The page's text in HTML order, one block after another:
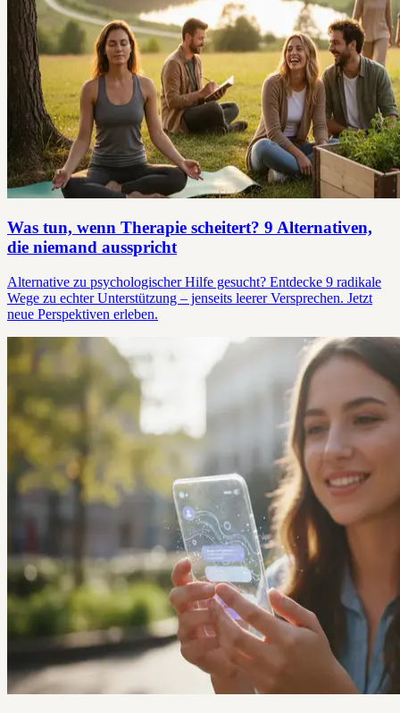
Was tun, wenn Therapie scheitert? 9 Alternativen,
die niemand ausspricht
Alternative zu psychologischer Hilfe gesucht? Entdecke 9 radikale
Wege zu echter Unterstützung – jenseits leerer Versprechen. Jetzt
neue Perspektiven erleben.